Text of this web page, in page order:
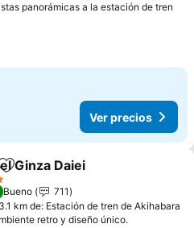
panorámicas a la estación de tren
Ver precios
Agregar a favoritos
Ginza Daiei
Bueno
711
km de: Estación de tren de Akihabara
retro y diseño único.